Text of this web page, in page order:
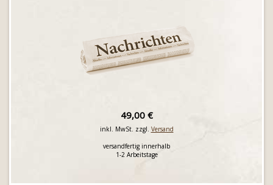
49,00 €
inkl. MwSt. zzgl. Versand
versandfertig innerhalb
1-2 Arbeitstage